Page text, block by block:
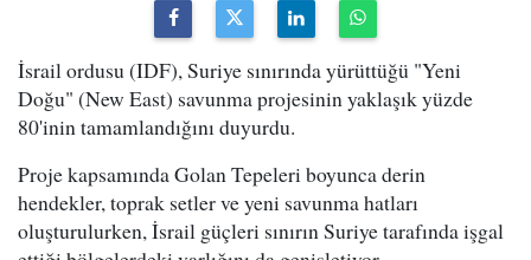
İsrail ordusu (IDF), Suriye sınırında yürüttüğü "Yeni
Doğu" (New East) savunma projesinin yaklaşık yüzde
80'inin tamamlandığını duyurdu.
Proje kapsamında Golan Tepeleri boyunca derin
hendekler, toprak setler ve yeni savunma hatları
oluşturulurken, İsrail güçleri sınırın Suriye tarafında işgal